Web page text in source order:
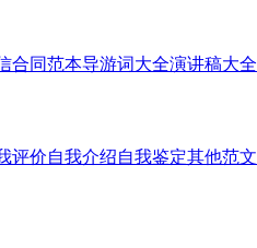
合同范本导游词大全演讲稿大全
评价自我介绍自我鉴定其他范文